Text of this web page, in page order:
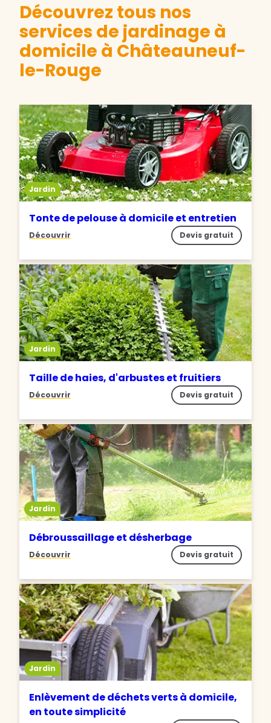
Découvrez tous nos
services de jardinage à
domicile à Châteauneuf-
le-Rouge
Jardin
Tonte de pelouse à domicile et entretien
Découvrir Devis gratuit
Jardin
Taille de haies, d'arbustes et fruitiers
Découvrir Devis gratuit
Jardin
Débroussaillage et désherbage
Découvrir Devis gratuit
Jardin
Enlèvement de déchets verts à domicile,
en toute simplicité